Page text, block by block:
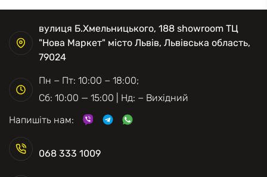
068 333 1009
вулиця Б.Хмельницького, 188 showroom ТЦ
"Нова Маркет" місто Львів, Львівська область,
79024
Пн − Пт: 10:00 − 18:00;
Сб: 10:00 — 15:00 | Нд: − Вихідний
Напишіть нам: